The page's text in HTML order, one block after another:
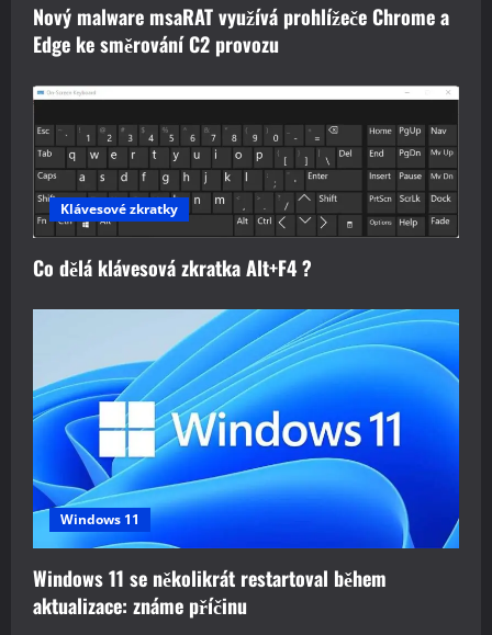
Nový malware msaRAT využívá prohlížeče Chrome a
Edge ke směrování C2 provozu
Klávesové zkratky
Co dělá klávesová zkratka Alt+F4 ?
Windows 11
Windows 11 se několikrát restartoval během
aktualizace: známe příčinu